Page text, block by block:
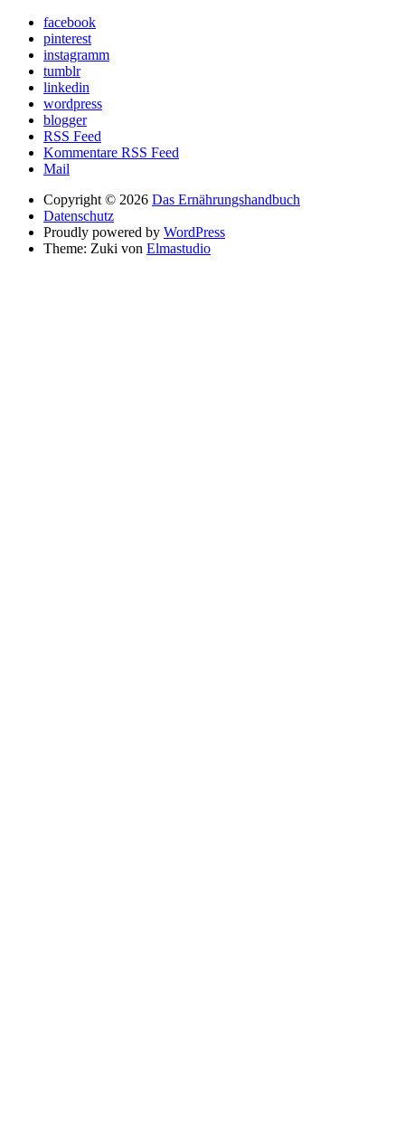
facebook
pinterest
instagramm
tumblr
linkedin
wordpress
blogger
RSS Feed
Kommentare RSS Feed
Mail
Copyright © 2026 Das Ernährungshandbuch
Datenschutz
Proudly powered by WordPress
Theme: Zuki von Elmastudio